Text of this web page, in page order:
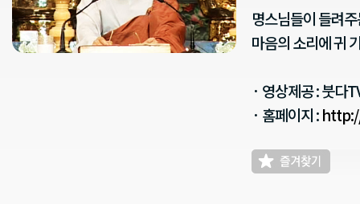
명스님들이 들려
마음의 소리에 귀
· 영상제공 : 붓다
· 홈페이지 :